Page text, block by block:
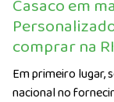
Casaco em
comprar na
Em primeiro lugar,
nacional no